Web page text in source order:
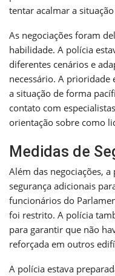
tentar acalmar a
As negociações foram
habilidade. A polícia
diferentes cenários e
necessário. A prioridade
a situação de forma
contato com
orientação sobre como
Medidas de
Além das negociações,
segurança adicionais
funcionários do
foi restrito. A polícia
para garantir que não
reforçada em outros
A polícia estava